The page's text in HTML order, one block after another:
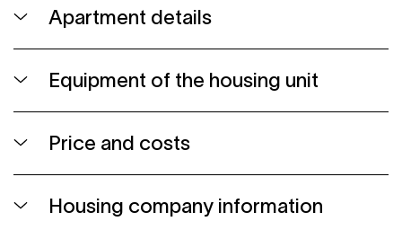
Apartment details
Equipment of the housing unit
Price and costs
Housing company information